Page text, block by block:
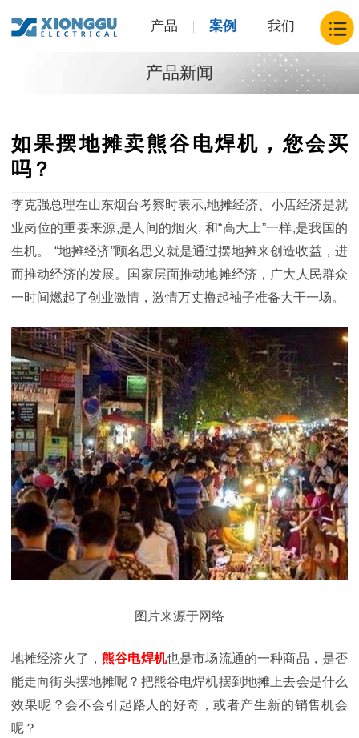
产品 案例 我们
产品新闻
如果摆地摊卖熊谷电焊机，您会买
吗？
李克强总理在山东烟台考察时表示,地摊经济、小店经济是就
业岗位的重要来源,是人间的烟火, 和“高大上”一样,是我国的
生机。
“地摊经济”顾名思义就是通过摆地摊来创造收益，进
而推动经济的发展。国家层面推动地摊经济，广大人民群众
一时间燃起了创业激情，激情万丈撸起袖子准备大干一场。
图片来源于网络
地摊经济火了，熊谷电焊机也是市场流通的一种商品，是否
能走向街头摆地摊呢？把熊谷电焊机摆到地摊上去会是什么
效果呢？会不会引起路人的好奇，或者产生新的销售机会
呢？